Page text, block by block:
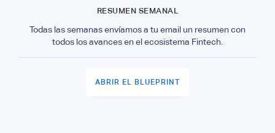
RESUMEN SEMANAL
Todas las semanas envíamos a tu email un resumen con
todos los avances en el ecosistema Fintech.
ABRIR EL BLUEPRINT